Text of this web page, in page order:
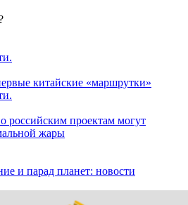
китайские «маршрутки»
российским проектам могут
жары
и парад планет: новости